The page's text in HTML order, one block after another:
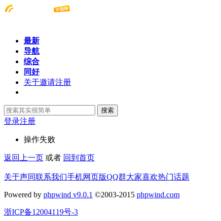
最新
导航
综合
同好
关于邀请注册
搜索
登录注册
操作失败
返回上一页 或者 回到首页
关于声同联系我们手机网页版QQ群大家喜欢热门话题
Powered by phpwind v9.0.1 ©2003-2015 phpwind.com
浙ICP备12004119号-3